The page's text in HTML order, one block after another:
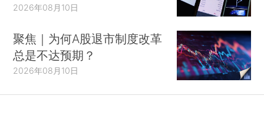
2026年08月10日
聚焦｜为何A股退市制度改革
总是不达预期？
2026年08月10日